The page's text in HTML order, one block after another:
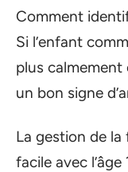
Comment
Si l’enfant
plus calmement
un bon signe
La gestion de
facile avec l’âge